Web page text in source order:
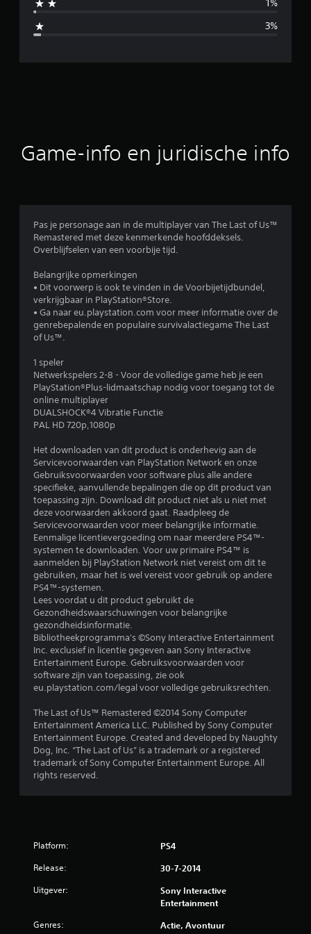
l
b
o
o
l
n
.
6
8
/
5
s
e
r
n
u
i
1%
3%
Game-info en juridische info
Pas je personage aan in de multiplayer van The Last of Us™
Remastered met deze kenmerkende hoofddeksels.
Overblijfselen van een voorbije tijd.
Belangrijke opmerkingen
• Dit voorwerp is ook te vinden in de Voorbijetijdbundel,
verkrijgbaar in PlayStation®Store.
• Ga naar eu.playstation.com voor meer informatie over de
genrebepalende en populaire survivalactiegame The Last
of Us™.
1 speler
Netwerkspelers 2-8 - Voor de volledige game heb je een
PlayStation®Plus-lidmaatschap nodig voor toegang tot de
online multiplayer
DUALSHOCK®4 Vibratie Functie
PAL HD 720p,1080p
Het downloaden van dit product is onderhevig aan de
Servicevoorwaarden van PlayStation Network en onze
Gebruiksvoorwaarden voor software plus alle andere
specifieke, aanvullende bepalingen die op dit product van
toepassing zijn. Download dit product niet als u niet met
deze voorwaarden akkoord gaat. Raadpleeg de
Servicevoorwaarden voor meer belangrijke informatie.
Eenmalige licentievergoeding om naar meerdere PS4™-
systemen te downloaden. Voor uw primaire PS4™ is
aanmelden bij PlayStation Network niet vereist om dit te
gebruiken, maar het is wel vereist voor gebruik op andere
PS4™-systemen.
Lees voordat u dit product gebruikt de
Gezondheidswaarschuwingen voor belangrijke
gezondheidsinformatie.
Bibliotheekprogramma's ©Sony Interactive Entertainment
Inc. exclusief in licentie gegeven aan Sony Interactive
Entertainment Europe. Gebruiksvoorwaarden voor
software zijn van toepassing, zie ook
eu.playstation.com/legal voor volledige gebruiksrechten.
The Last of Us™ Remastered ©2014 Sony Computer
Entertainment America LLC. Published by Sony Computer
Entertainment Europe. Created and developed by Naughty
Dog, Inc. “The Last of Us” is a trademark or a registered
trademark of Sony Computer Entertainment Europe. All
rights reserved.
Platform: PS4
Release: 30-7-2014
Uitgever:
Sony Interactive
Entertainment
Genres: Actie, Avontuur